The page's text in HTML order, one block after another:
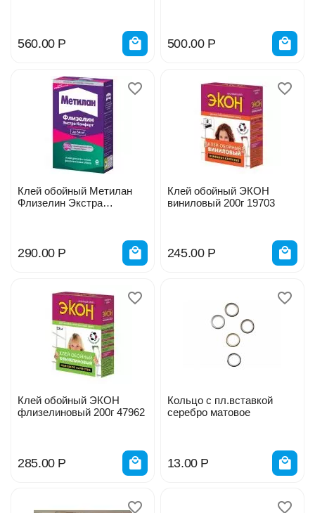
560.00 Р 500.00 Р
Клей обойный Метилан
Флизелин Экстра
290.00 Р
Клей обойный ЭКОН
виниловый 200г 19703
245.00 Р
Клей обойный ЭКОН
флизелиновый 200г 47962
285.00 Р
Кольцо с пл.вставкой
серебро матовое
13.00 Р